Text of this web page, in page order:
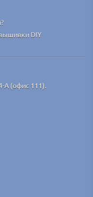
DIY
А (офис 111).